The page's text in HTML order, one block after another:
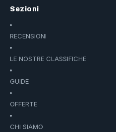
Sezioni
RECENSIONI
LE NOSTRE CLASSIFICHE
GUIDE
OFFERTE
CHI SIAMO